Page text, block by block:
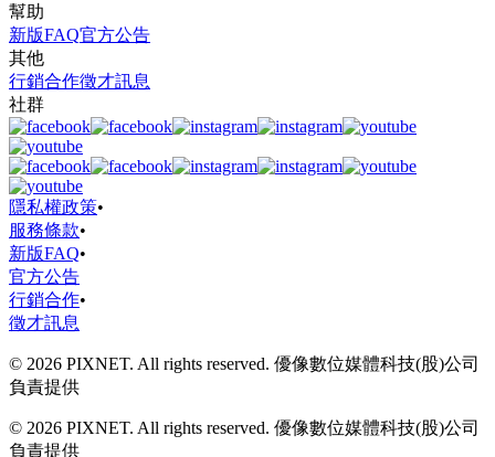
幫助
新版FAQ官方公告
其他
行銷合作徵才訊息
社群
隱私權政策•
服務條款•
新版FAQ•
官方公告
行銷合作•
徵才訊息
© 2026 PIXNET. All rights reserved. 優像數位媒體科技(股)公司
負責提供
© 2026 PIXNET. All rights reserved. 優像數位媒體科技(股)公司
負責提供